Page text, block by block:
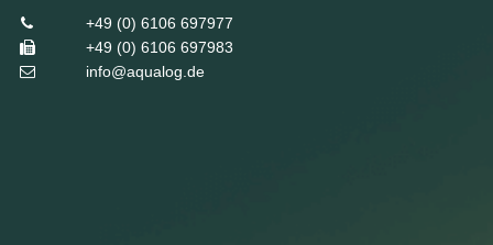
+49 (0) 6106 697977
+49 (0) 6106 697983
info@aqualog.de